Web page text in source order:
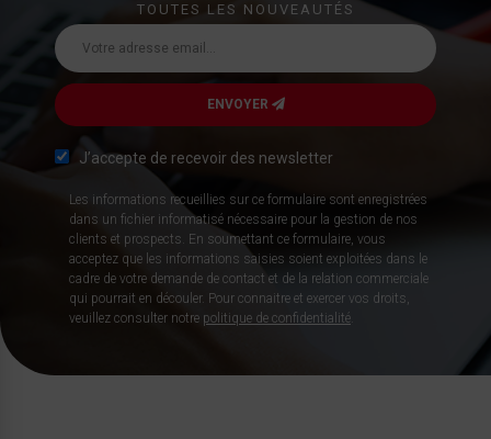
TOUTES LES NOUVEAUTÉS
ENVOYER
J’accepte de recevoir des newsletter
Les informations recueillies sur ce formulaire sont enregistrées
dans un fichier informatisé nécessaire pour la gestion de nos
clients et prospects. En soumettant ce formulaire, vous
acceptez que les informations saisies soient exploitées dans le
cadre de votre demande de contact et de la relation commerciale
qui pourrait en découler. Pour connaitre et exercer vos droits,
veuillez consulter notre politique de confidentialité